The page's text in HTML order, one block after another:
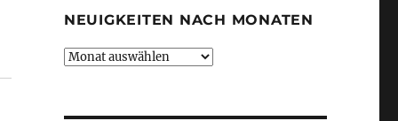
Der Tagesspiegel“
NEUIGKEITEN NACH MONATEN
Neuigkeiten